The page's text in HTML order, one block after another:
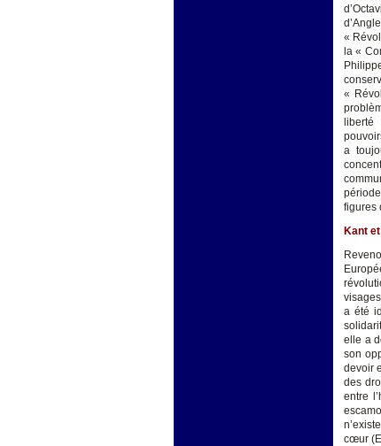
«
la «
«
a
figures
Kant
a été
elle a
son
devoir
des
entre
cœur